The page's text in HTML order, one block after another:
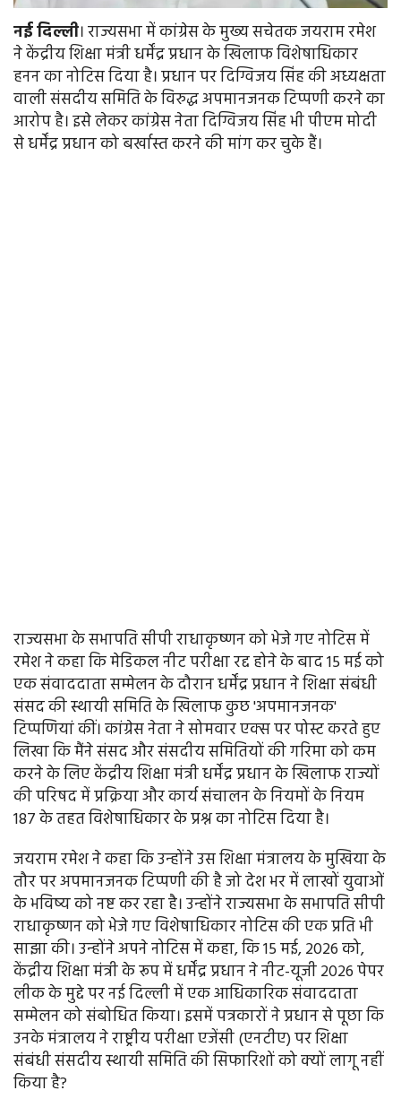
नईदिल्ली। राज्यसभा में कांग्रेस के मुख्य सचेतक जयराम रमेश
ने केंद्रीय शिक्षा मंत्री धर्मेंद्र प्रधान के खिलाफ विशेषाधिकार
हनन का नोटिस दिया है। प्रधान पर दिग्विजय सिंह की अध्यक्षता
वाली संसदीय समिति के विरुद्ध अपमानजनक टिप्पणी करने का
आरोप है। इसे लेकर कांग्रेस नेता दिग्विजय सिंह भी पीएम मोदी
से धर्मेंद्र प्रधान को बर्खास्त करने की मांग कर चुके हैं।
राज्यसभा के सभापति सीपी राधाकृष्णन को भेजे गए नोटिस में
रमेश ने कहा कि मेडिकल नीट परीक्षा रद्द होने के बाद 15 मई को
एक संवाददाता सम्मेलन के दौरान धर्मेंद्र प्रधान ने शिक्षा संबंधी
संसद की स्थायी समिति के खिलाफ कुछ 'अपमानजनक'
टिप्पणियां कीं। कांग्रेस नेता ने सोमवार एक्स पर पोस्ट करते हुए
लिखा कि मैंने संसद और संसदीय समितियों की गरिमा को कम
करने के लिए केंद्रीय शिक्षा मंत्री धर्मेंद्र प्रधान के खिलाफ राज्यों
की परिषद में प्रक्रिया और कार्य संचालन के नियमों के नियम
187 के तहत विशेषाधिकार के प्रश्न का नोटिस दिया है।
जयराम रमेश ने कहा कि उन्होंने उस शिक्षा मंत्रालय के मुखिया के
तौर पर अपमानजनक टिप्पणी की है जो देश भर में लाखों युवाओं
के भविष्य को नष्ट कर रहा है। उन्होंने राज्यसभा के सभापति सीपी
राधाकृष्णन को भेजे गए विशेषाधिकार नोटिस की एक प्रति भी
साझा की। उन्होंने अपने नोटिस में कहा, कि 15 मई, 2026 को,
केंद्रीय शिक्षा मंत्री के रूप में धर्मेंद्र प्रधान ने नीट-यूजी 2026 पेपर
लीक के मुद्दे पर नई दिल्ली में एक आधिकारिक संवाददाता
सम्मेलन को संबोधित किया। इसमें पत्रकारों ने प्रधान से पूछा कि
उनके मंत्रालय ने राष्ट्रीय परीक्षा एजेंसी (एनटीए) पर शिक्षा
संबंधी संसदीय स्थायी समिति की सिफारिशों को क्यों लागू नहीं
किया है?